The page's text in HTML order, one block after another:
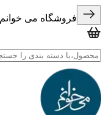
فروشگاه می خوانم